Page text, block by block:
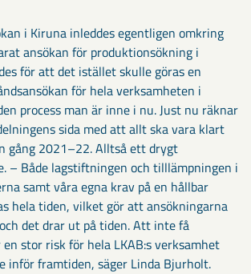
i Kiruna inleddes egentligen omkring
ansökan för produktionsökning i
för att det istället skulle göras en
för hela verksamheten i
process man är inne i nu. Just nu räknar
sida med att allt ska vara klart
gång 2021–22. Alltså ett drygt
– Både lagstiftningen och tilllämpningen i
samt våra egna krav på en hållbar
hela tiden, vilket gör att ansökningarna
det drar ut på tiden. Att inte få
stor risk för hela LKAB:s verksamhet
inför framtiden, säger Linda Bjurholt.